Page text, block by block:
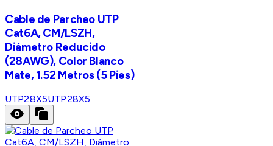
Cable de Parcheo UTP
Cat6A, CM/LSZH,
Diámetro Reducido
(28AWG), Color Blanco
Mate, 1.52 Metros (5 Pies)
UTP28X5UTP28X5